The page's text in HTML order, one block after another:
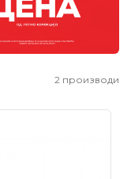
2 производи